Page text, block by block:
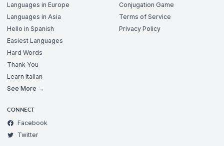
Languages in Europe
Languages in Asia
Hello in Spanish
Easiest Languages
Hard Words
Thank You
Learn Italian
See More →
Conjugation Game
Terms of Service
Privacy Policy
CONNECT
Facebook
Twitter